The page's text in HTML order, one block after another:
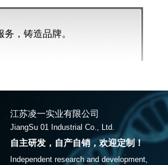
，铸造品牌。
江苏凌一实业有限公司
JiangSu 01 Industrial Co., Ltd.
自主研发，自产自销，欢迎定制！
Independent research and development,